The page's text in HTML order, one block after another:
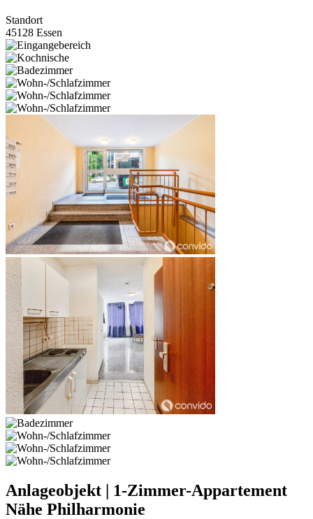
Standort
45128 Essen
Anlageobjekt | 1-Zimmer-Appartement
Nähe Philharmonie